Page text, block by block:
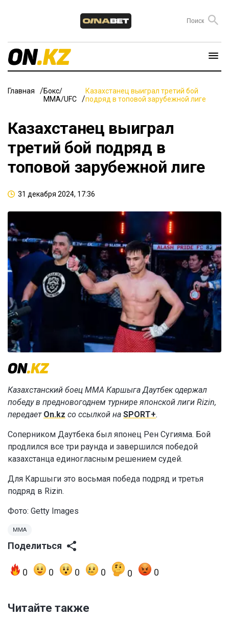
Главная
Бокс/
ММА/UFC
Казахстанец выиграл третий бой
подряд в топовой зарубежной лиге
Казахстанец выиграл
третий бой подряд в
топовой зарубежной лиге
31 декабря 2024, 17:36
Казахстанский боец ММА Каршыга Даутбек одержал
победу в предновогоднем турнире японской лиги Rizin,
передает On.kz со ссылкой на SPORT+.
Соперником Даутбека был японец Рен Сугияма. Бой
продлился все три раунда и завершился победой
казахстанца единогласным решением судей.
Для Каршыги это восьмая победа подряд и третья
подряд в Rizin.
Фото: Getty Images
MMA
Поделиться
0 0 0 0 0 0
Читайте также